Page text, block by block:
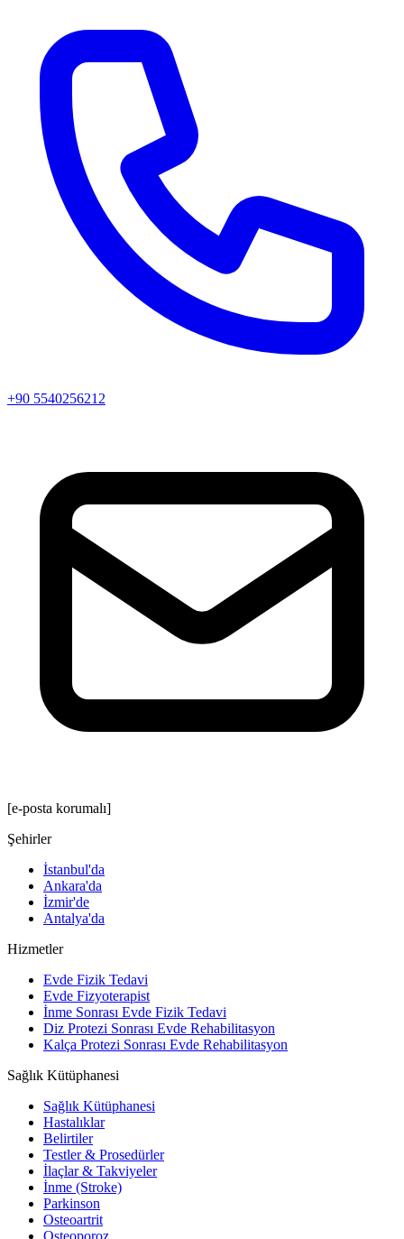
+90 5540256212
[e-posta korumalı]
Şehirler
İstanbul'da
Ankara'da
İzmir'de
Antalya'da
Hizmetler
Evde Fizik Tedavi
Evde Fizyoterapist
İnme Sonrası Evde Fizik Tedavi
Diz Protezi Sonrası Evde Rehabilitasyon
Kalça Protezi Sonrası Evde Rehabilitasyon
Sağlık Kütüphanesi
Sağlık Kütüphanesi
Hastalıklar
Belirtiler
Testler & Prosedürler
İlaçlar & Takviyeler
İnme (Stroke)
Parkinson
Osteoartrit
Osteoporoz